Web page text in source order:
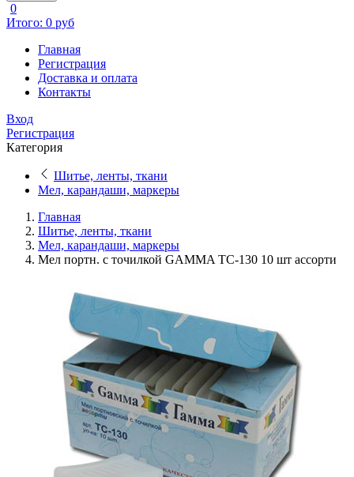
0
Итого: 0 руб
Главная
Регистрация
Доставка и оплата
Контакты
Вход
Регистрация
Категория
Шитье, ленты, ткани
Мел, карандаши, маркеры
Главная
Шитье, ленты, ткани
Мел, карандаши, маркеры
Мел портн. с точилкой GAMMA ТС-130 10 шт ассорти